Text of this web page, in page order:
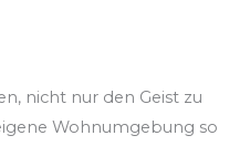
nicht nur den Geist zu
Wohnumgebung so